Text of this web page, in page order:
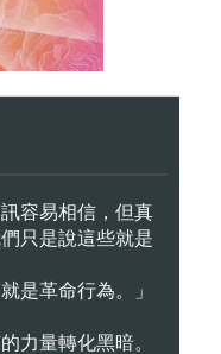
容易相信，但真
只是說這些就是
是革命行為。」
力量轉化黑暗。